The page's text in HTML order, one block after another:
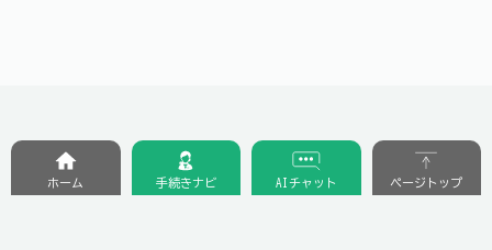
ホーム 手続きナビ AIチャット ページトップ